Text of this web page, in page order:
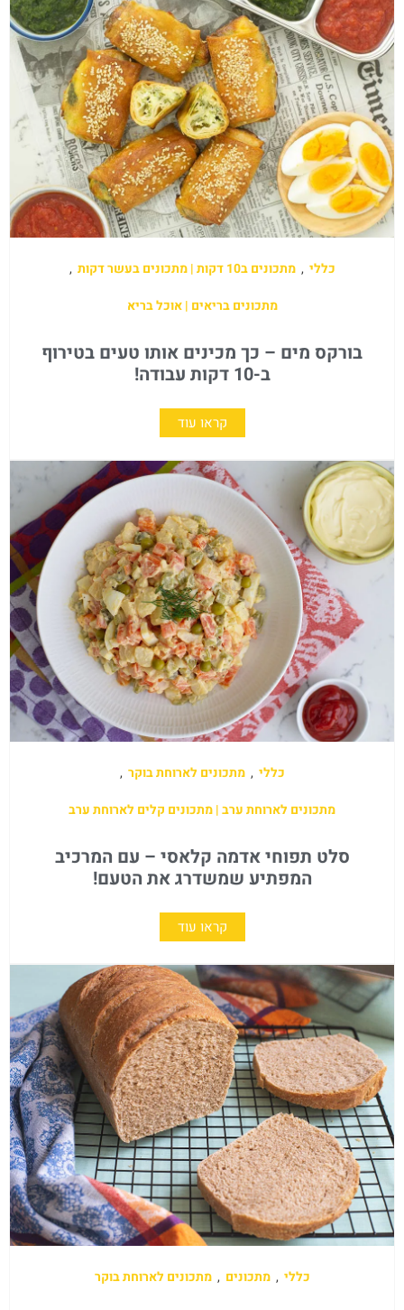
כללי , מתכונים ב10 דקות | מתכונים בעשר דקות
,
מתכונים בריאים | אוכל בריא
בורקס מים – כך מכינים אותו טעים בטירוף
ב-10 דקות עבודה!
קראו עוד
כללי , מתכונים לארוחת בוקר ,
מתכונים לארוחת ערב | מתכונים קלים לארוחת ערב
סלט תפוחי אדמה קלאסי – עם המרכיב
המפתיע שמשדרג את הטעם!
קראו עוד
כללי , מתכונים , מתכונים לארוחת בוקר